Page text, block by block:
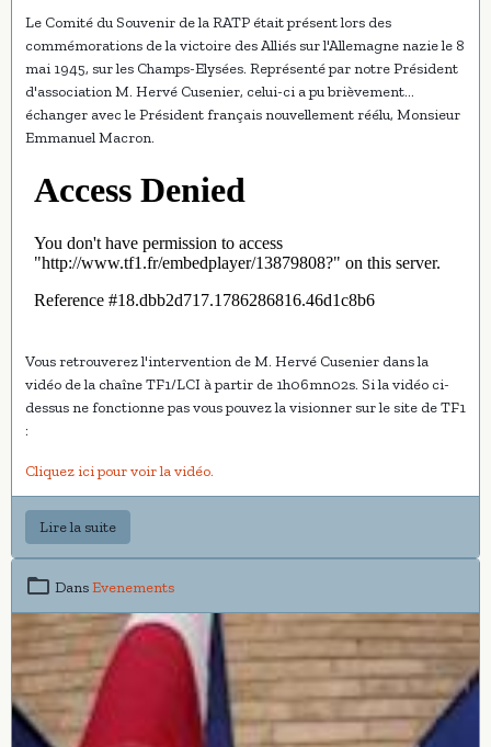
Le Comité du Souvenir de la RATP était présent lors des
commémorations de la victoire des Alliés sur l'Allemagne nazie le 8
mai 1945, sur les Champs-Elysées. Représenté par notre Président
d'association M. Hervé Cusenier, celui-ci a pu brièvement
échanger avec le Président français nouvellement réélu, Monsieur
Emmanuel Macron.
Vous retrouverez l'intervention de M. Hervé Cusenier dans la
vidéo de la chaîne TF1/LCI à partir de 1h06mn02s. Si la vidéo ci-
dessus ne fonctionne pas vous pouvez la visionner sur le site de TF1
:
Cliquez ici pour voir la vidéo.
Lire la suite
DansEvenements